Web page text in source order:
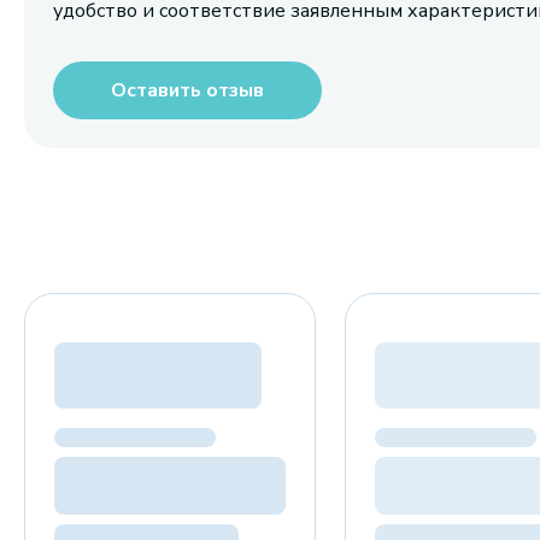
удобство и соответствие заявленным
Оставить отзыв